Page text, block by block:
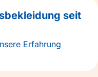
seit
Erfahrung